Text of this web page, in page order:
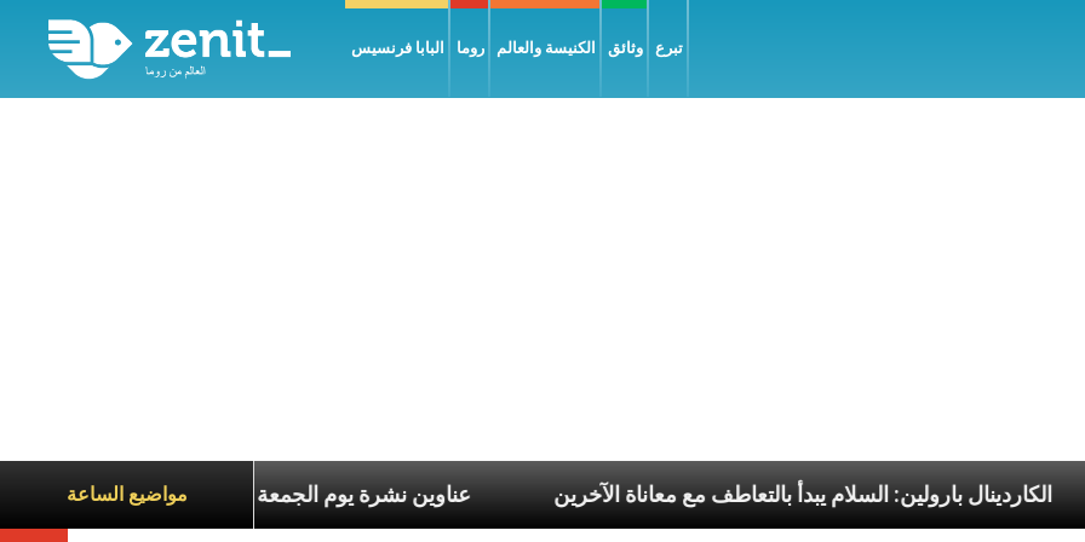
البابا فرنسيس روما الكنيسة والعالم وثائق تبرع
مواضيع الساعةعناوين نشرة يوم الجمعة 7 آب 2026: السلام يُبنى بصبر يومًا بعد يوم الكاردينال بارولين: السلام يبدأ بالتعاطف مع معاناة الآخرين